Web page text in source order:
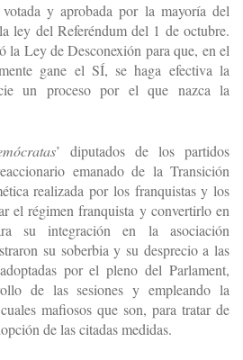
y aprobada por la mayoría del
ley del Referéndum del 1 de octubre.
la Ley de Desconexión para que, en el
gane el SÍ, se haga efectiva la
un proceso por el que nazca la
’ diputados de los partidos
emanado de la Transición
realizada por los franquistas y los
el régimen franquista y convertirlo en
su integración en la asociación
su soberbia y su desprecio a las
por el pleno del Parlament,
de las sesiones y empleando la
mafiosos que son, para tratar de
de las citadas medidas.